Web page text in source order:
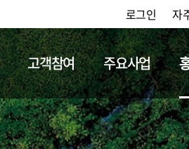
로그인 자
고객참여 주요사업
기차소개